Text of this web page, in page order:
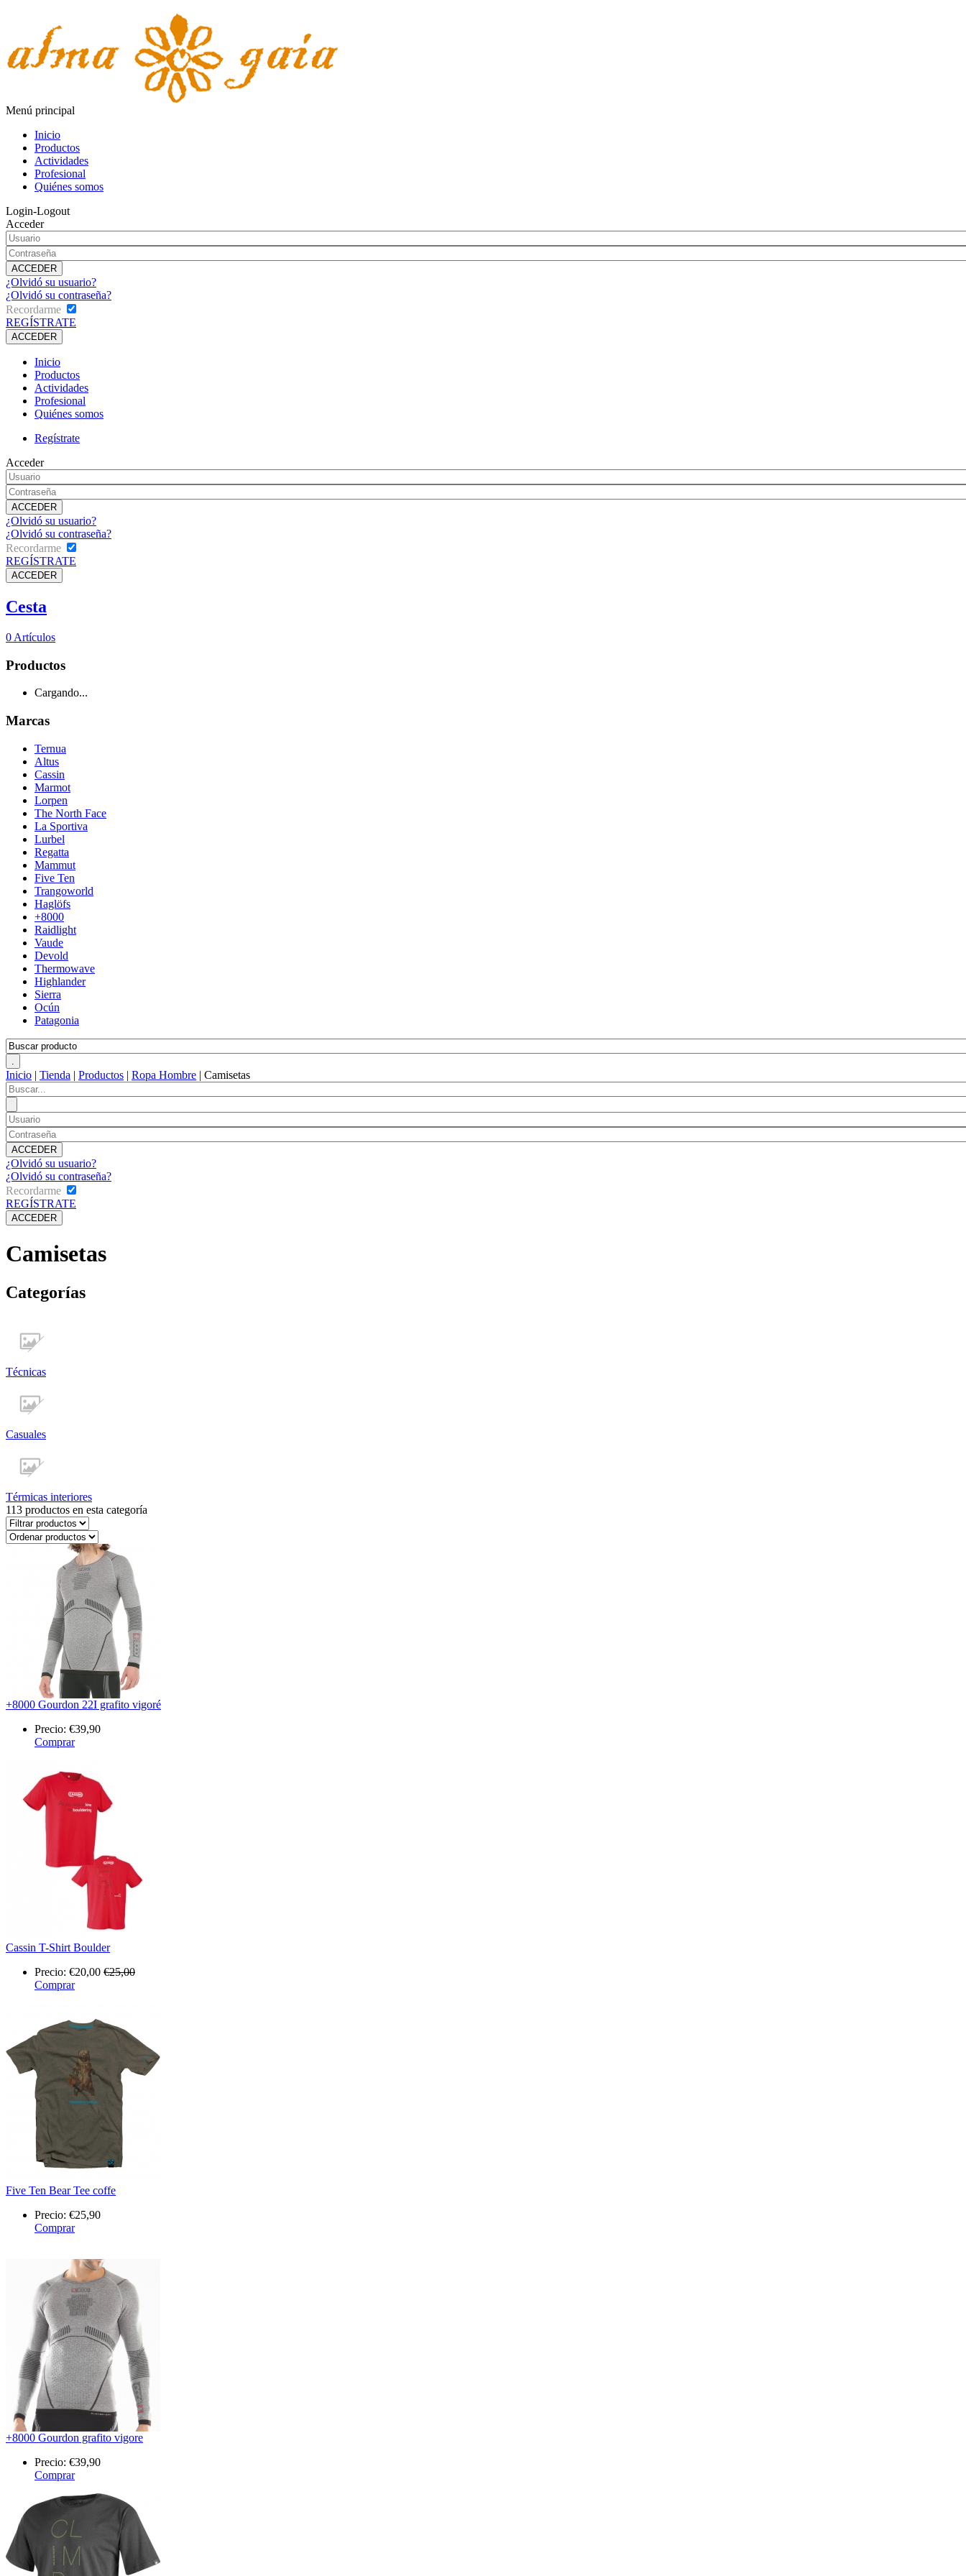
Menú principal
Inicio
Productos
Actividades
Profesional
Quiénes somos
Login-Logout
Acceder
¿Olvidó su usuario?
¿Olvidó su contraseña?
Recordarme
REGÍSTRATE
Inicio
Productos
Actividades
Profesional
Quiénes somos
Regístrate
Acceder
¿Olvidó su usuario?
¿Olvidó su contraseña?
Recordarme
REGÍSTRATE
Cesta
0 Artículos
Productos
Cargando...
Marcas
Ternua
Altus
Cassin
Marmot
Lorpen
The North Face
La Sportiva
Lurbel
Regatta
Mammut
Five Ten
Trangoworld
Haglöfs
+8000
Raidlight
Vaude
Devold
Thermowave
Highlander
Sierra
Ocún
Patagonia
Inicio | Tienda | Productos | Ropa Hombre | Camisetas
¿Olvidó su usuario?
¿Olvidó su contraseña?
Recordarme
REGÍSTRATE
Camisetas
Categorías
Técnicas
Casuales
Térmicas interiores
113 productos en esta categoría
+8000 Gourdon 22I grafito vigoré
Precio: €39,90
Comprar
Cassin T-Shirt Boulder
Precio: €20,00 €25,00
Comprar
Five Ten Bear Tee coffe
Precio: €25,90
Comprar
+8000 Gourdon grafito vigore
Precio: €39,90
Comprar